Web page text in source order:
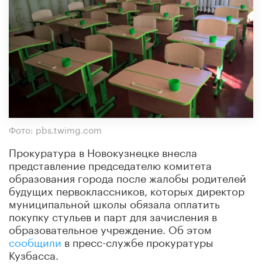
Фото: pbs.twimg.com
Прокуратура в Новокузнецке внесла
представление председателю комитета
образования города после жалобы родителей
будущих первоклассников, которых директор
муниципальной школы обязала оплатить
покупку стульев и парт для зачисления в
образовательное учреждение. Об этом
сообщили в пресс-службе прокуратуры
Кузбасса.